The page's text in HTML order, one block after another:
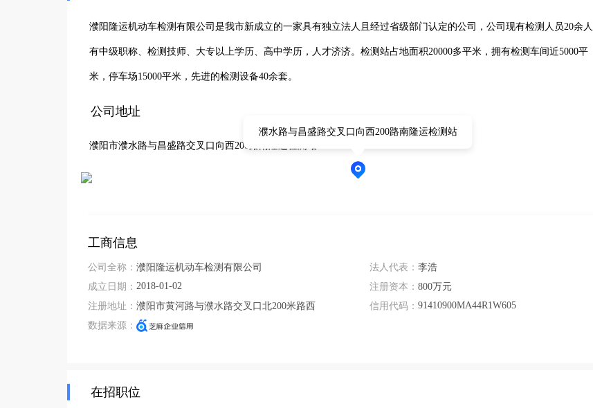
濮阳隆运机动车检测有限公司是我市新成立的一家具有独立法人且经过省级部门认定的公司，公司现有检测人员20余人
有中级职称、检测技师、大专以上学历、高中学历，人才济济。检测站占地面积20000多平米，拥有检测车间近5000平
米，停车场15000平米，先进的检测设备40余套。
公司地址
濮阳市濮水路与昌盛路交叉口向西200路南隆运检测站
濮水路与昌盛路交叉口向西200路南隆运检测站
工商信息
公司全称： 濮阳隆运机动车检测有限公司
成立日期： 2018-01-02
注册地址： 濮阳市黄河路与濮水路交叉口北200米路西
数据来源：
法人代表： 李浩
注册资本： 800万元
信用代码： 91410900MA44R1W605
在招职位